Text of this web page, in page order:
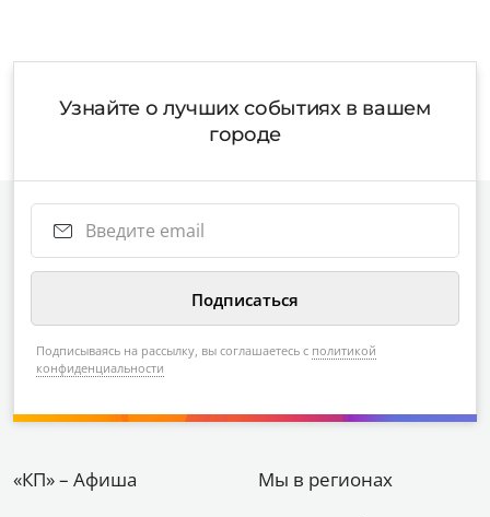
Узнайте о лучших событиях в вашем
городе
Подписываясь на рассылку, вы соглашаетесь с политикой
конфиденциальности
«КП» – Афиша Мы в регионах